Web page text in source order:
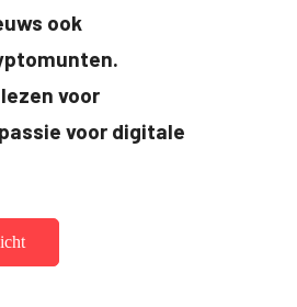
ook
voor
voor digitale